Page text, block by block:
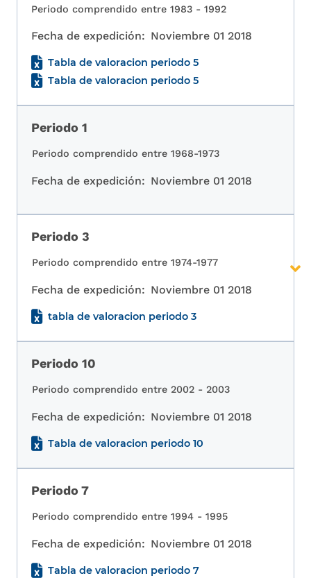
Periodo comprendido entre 1983 - 1992
Fecha de expedición: Noviembre 01 2018
Tabla de valoracion periodo 5
Tabla de valoracion periodo 5
Periodo 1
Periodo comprendido entre 1968-1973
Fecha de expedición: Noviembre 01 2018
Periodo 3
Periodo comprendido entre 1974-1977
Fecha de expedición: Noviembre 01 2018
tabla de valoracion periodo 3
Periodo 10
Periodo comprendido entre 2002 - 2003
Fecha de expedición: Noviembre 01 2018
Tabla de valoracion periodo 10
Periodo 7
Periodo comprendido entre 1994 - 1995
Fecha de expedición: Noviembre 01 2018
Tabla de valoracion periodo 7